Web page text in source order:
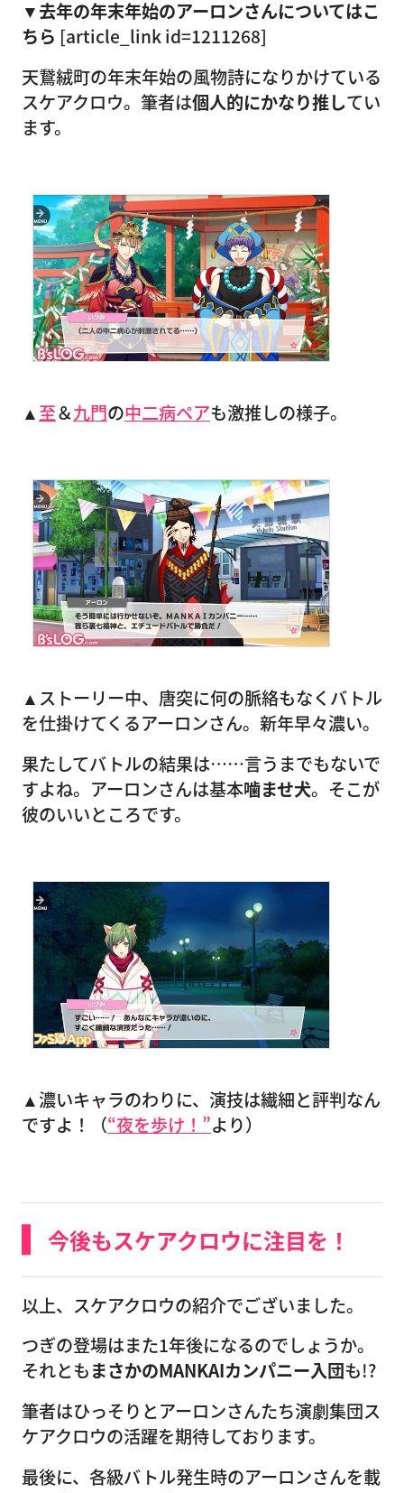
▼去年の年末年始のアーロンさんについてはこ
ちら [article_link id=1211268]
天鵞絨町の年末年始の風物詩になりかけている
スケアクロウ。筆者は個人的にかなり推してい
ます。
▲至＆九門の中二病ペアも激推しの様子。
▲ストーリー中、唐突に何の脈絡もなくバトル
を仕掛けてくるアーロンさん。新年早々濃い。
果たしてバトルの結果は……言うまでもないで
すよね。アーロンさんは基本噛ませ犬。そこが
彼のいいところです。
▲濃いキャラのわりに、演技は繊細と評判なん
ですよ！（“夜を歩け！”より）
今後もスケアクロウに注目を！
以上、スケアクロウの紹介でございました。
つぎの登場はまた1年後になるのでしょうか。
それともまさかのMANKAIカンパニー入団も!?
筆者はひっそりとアーロンさんたち演劇集団ス
ケアクロウの活躍を期待しております。
最後に、各級バトル発生時のアーロンさんを載